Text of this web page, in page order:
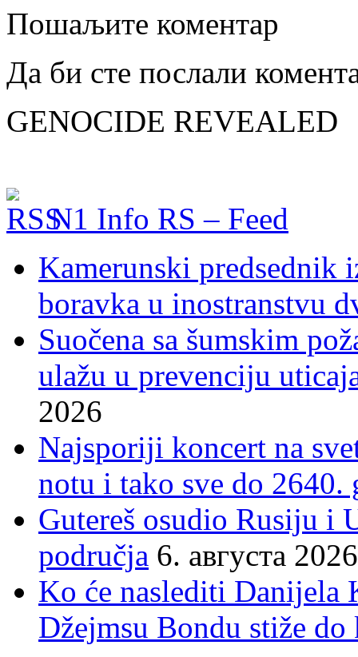
Пошаљите коментар
Да би сте послали
GENOCIDE REVEALED
N1 Info RS – Feed
Kamerunski predsednik
boravka u inostranstvu
Suočena sa šumskim
ulažu u prevenciju
2026
Najsporiji koncert na
notu i tako sve do 2640.
Gutereš osudio Rusiju i
područja 6. августа 2026
Ko će naslediti Danijela
Džejmsu Bondu stiže do